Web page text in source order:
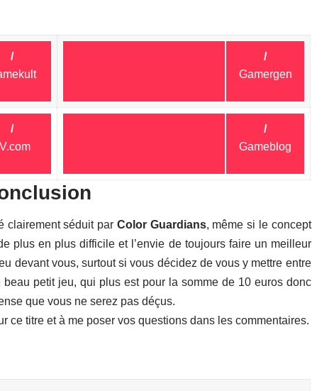
/
/
Gamergen
/
/
Gameblog
clairement séduit par Color Guardians, même si le concept
plus en plus difficile et l’envie de toujours faire un meilleur
devant vous, surtout si vous décidez de vous y mettre entre
petit jeu, qui plus est pour la somme de 10 euros donc
que vous ne serez pas déçus.
ce titre et à me poser vos questions dans les commentaires.